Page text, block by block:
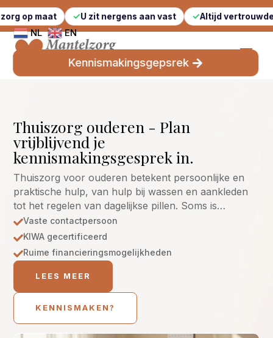
U zit nergens aan vast Altijd vertrouwde gezichten
NL EN
Kennismakingsgepsrek
Thuiszorg ouderen - Plan
vrijblijvend je
kennismakingsgesprek in.
Thuiszorg voor ouderen betekent persoonlijke en
praktische hulp, van hulp bij wassen en aankleden
tot het regelen van dagelijkse pillen. Soms is…
Vaste contactpersoon
KIWA gecertificeerd
Ruime financieringsmogelijkheden
LEES MEER
KENNISMAKEN?